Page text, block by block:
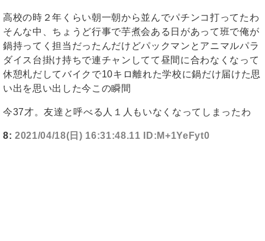
高校の時２年くらい朝一朝から並んでパチンコ打ってたわ
そんな中、ちょうど行事で芋煮会ある日があって班で俺が
鍋持ってく担当だったんだけどパックマンとアニマルパラ
ダイス台掛け持ちで連チャンしてて昼間に合わなくなって
休憩札だしてバイクで10キロ離れた学校に鍋だけ届けた思
い出を思い出した今この瞬間
今37才。友達と呼べる人１人もいなくなってしまったわ
8: 2021/04/18(日) 16:31:48.11 ID:M+1YeFyt0